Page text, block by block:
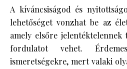
A kíváncsiságod és
lehetőséget vonzhat be az
amely elsőre
fordulatot vehet.
ismeretségekre, mert valaki